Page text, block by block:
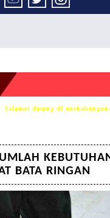
datang di
BATA RINGAN